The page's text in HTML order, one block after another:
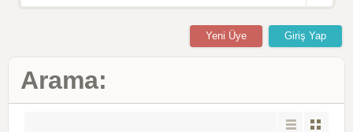
Giriş Yap
Yeni Üye
Arama: